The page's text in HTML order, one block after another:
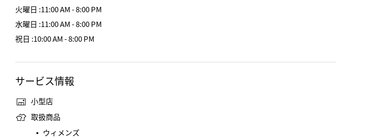
火曜日 :11:00 AM - 8:00 PM
水曜日 :11:00 AM - 8:00 PM
祝日 :10:00 AM - 8:00 PM
サービス情報
小型店
取扱商品
ウィメンズ